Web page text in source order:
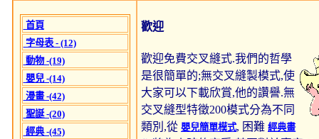
首頁
字母表 - (12)
動物 -(19)
嬰兒 -(14)
漫畫 -(42)
聖誕 -(20)
經典 -(45)
歡迎
歡迎免費交叉縫式.我們的哲學
是很簡單的;無交叉縫製模式,使
大家可以下載欣賞,他的讚譽.無
交叉縫型特徵200模式分為不同
類別,從 嬰兒簡單模式, 困難 經典畫